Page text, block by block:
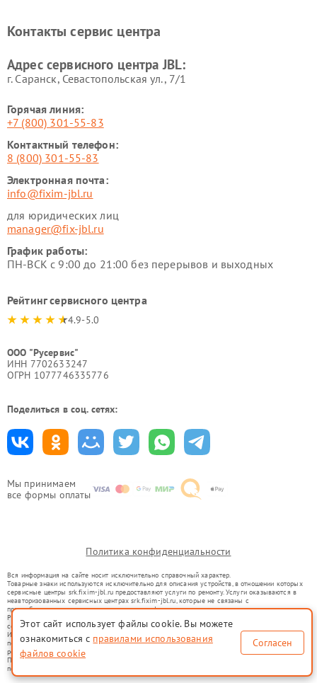
Мы принимаем
все формы оплаты
Контакты сервис центра
Адрес сервисного центра JBL:
г. Саранск, Севастопольская ул., 7/1
Горячая линия:
+7 (800) 301-55-83
Контактный телефон:
8 (800) 301-55-83
Электронная почта:
info@fixim-jbl.ru
для юридических лиц
manager@fix-jbl.ru
График работы:
ПН-ВСК с 9:00 до 21:00 без перерывов и выходных
Рейтинг сервисного центра
4.9-5.0
ООО "Русервис"
ИНН 7702633247
ОГРН 1077746335776
Поделиться в соц. сетях:
Политика конфиденциальности
Вся информация на сайте носит исключительно справочный характер.
Товарные знаки используются исключительно для описания устройств, в отношении которых
сервисные центры srk.fixim-jbl.ru предоставляют услуги по ремонту. Услуги оказываются в
неавторизованных сервисных центрах srk.fixim-jbl.ru, которые не связаны с
правообладателями товарных знаков или их официальными представителями.
Ремонт осуществляется для устройств, уже введенных в гражданский оборот в соответствии
со статьей 1487 ГК РФ.
Использование товарных знаков не преследует цели индивидуализации услуг или введения
потребителей в заблуждение, а служит для информирования о предоставляемых услугах по
ремонту техники указанных брендов.
Представленная на сайте информация не является публичной офертой, определяемой
положениями Статьи 437(2) Гражданского кодекса РФ
Этот сайт использует файлы cookie. Вы можете
ознакомиться с правилами использования
файлов cookie
Согласен